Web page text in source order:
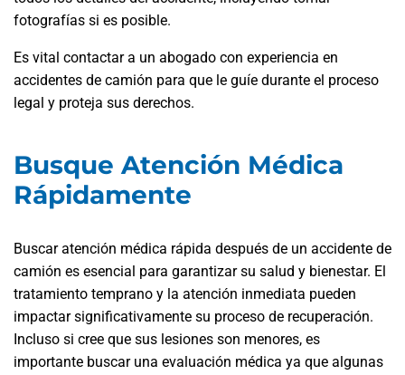
fotografías si es posible.
Es vital contactar a un abogado con experiencia en
accidentes de camión para que le guíe durante el proceso
legal y proteja sus derechos.
Busque Atención Médica
Rápidamente
Buscar atención médica rápida después de un accidente de
camión es esencial para garantizar su salud y bienestar. El
tratamiento temprano y la atención inmediata pueden
impactar significativamente su proceso de recuperación.
Incluso si cree que sus lesiones son menores, es
importante buscar una evaluación médica ya que algunas